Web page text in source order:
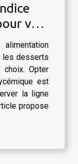
vos
les desserts
Opter
est
la ligne
propose